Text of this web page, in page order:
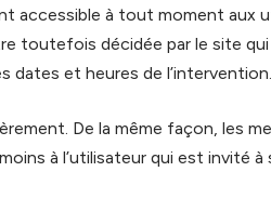
accessible à tout moment aux
toutefois décidée par le site
dates et heures de l’intervention.
De la même façon, les
à l’utilisateur qui est invité